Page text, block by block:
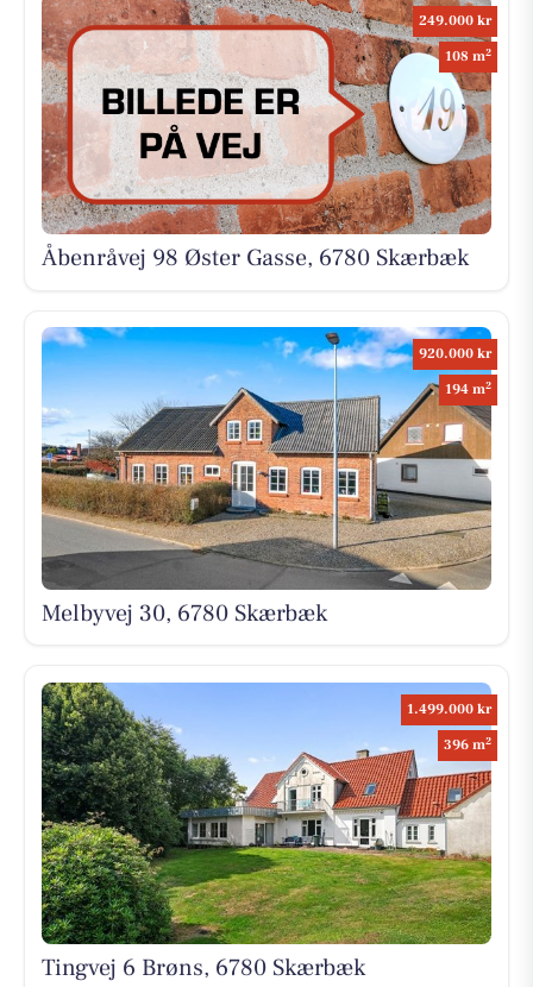
249.000 kr
108 m2
Åbenråvej 98 Øster Gasse, 6780 Skærbæk
920.000 kr
194 m2
Melbyvej 30, 6780 Skærbæk
1.499.000 kr
396 m2
Tingvej 6 Brøns, 6780 Skærbæk